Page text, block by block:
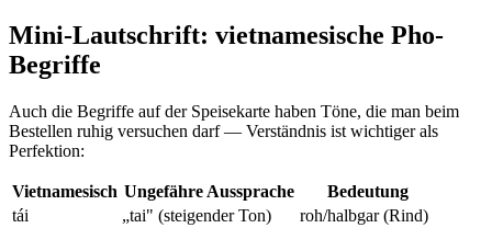
Mini-Lautschrift: vietnamesische Pho-
Begriffe
Auch die Begriffe auf der Speisekarte haben Töne, die man beim
Bestellen ruhig versuchen darf — Verständnis ist wichtiger als
Perfektion:
Vietnamesisch Ungefähre Aussprache
Bedeutung
tái
„tai" (steigender Ton)
roh/halbgar (Rind)